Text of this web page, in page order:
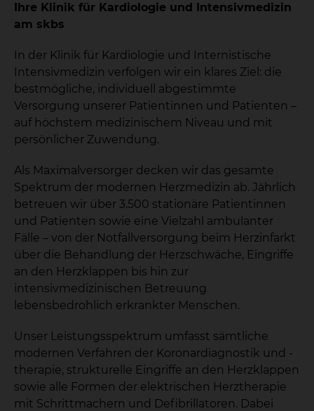
Ihre Klinik für Kardiologie und Intensivmedizin
am skbs
In der Klinik für Kardiologie und Internistische
Intensivmedizin verfolgen wir ein klares Ziel: die
bestmögliche, individuell abgestimmte
Versorgung unserer Patientinnen und Patienten –
auf höchstem medizinischem Niveau und mit
persönlicher Zuwendung.
Als Maximalversorger decken wir das gesamte
Spektrum der modernen Herzmedizin ab. Jährlich
betreuen wir über 3.500 stationäre Patientinnen
und Patienten sowie eine Vielzahl ambulanter
Fälle – von der Notfallversorgung beim Herzinfarkt
über die Behandlung der Herzschwäche, Eingriffe
an den Herzklappen bis hin zur
intensivmedizinischen Betreuung
lebensbedrohlich erkrankter Menschen.
Unser Leistungsspektrum umfasst sämtliche
modernen Verfahren der Koronardiagnostik und -
therapie, strukturelle Eingriffe an den Herzklappen
sowie alle Formen der elektrischen Herztherapie
mit Schrittmachern und Defibrillatoren. Dabei